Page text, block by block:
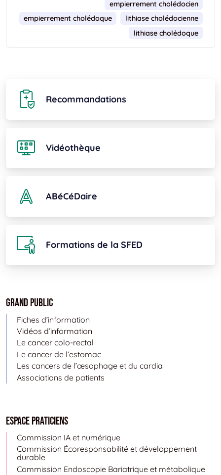
empierrement cholédocien
empierrement cholédoque
lithiase cholédocienne
lithiase cholédoque
Recommandations
Vidéothèque
ABéCéDaire
Formations de la SFED
Grand public
Fiches d’information
Vidéos d’information
Le cancer colo-rectal
Le cancer de l’estomac
Les cancers de l’œsophage et du cardia
Associations de patients
Espace Praticiens
Commission IA et numérique
Commission Écoresponsabilité et développement
durable
Commission Endoscopie Bariatrique et métabolique